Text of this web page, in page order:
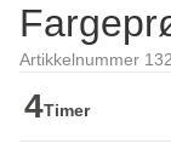
Artikkelnummer
4Timer